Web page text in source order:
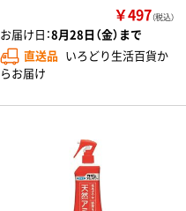
￥497（税込）
お届け日：8月28日（金）まで
直送品 いろどり生活百貨か
らお届け